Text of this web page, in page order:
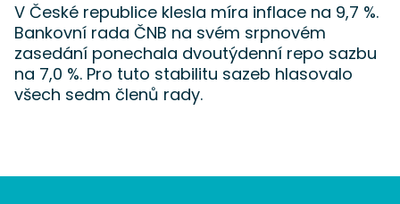
V České republice klesla míra inflace na 9,7 %.
Bankovní rada ČNB na svém srpnovém
zasedání ponechala dvoutýdenní repo sazbu
na 7,0 %. Pro tuto stabilitu sazeb hlasovalo
všech sedm členů rady.